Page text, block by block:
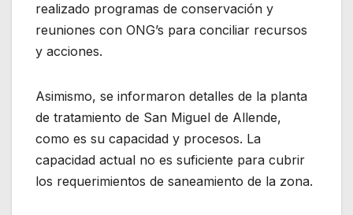
realizado programas de conservación y
reuniones con ONG’s para conciliar recursos
y acciones.
Asimismo, se informaron detalles de la planta
de tratamiento de San Miguel de Allende,
como es su capacidad y procesos. La
capacidad actual no es suficiente para cubrir
los requerimientos de saneamiento de la zona.